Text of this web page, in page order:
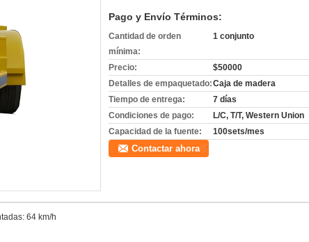
Pago y Envío Términos:
Cantidad de orden
mínima:
1 conjunto
Precio:
$50000
Detalles de empaquetado:Caja de madera
Tiempo de entrega:
7 días
Condiciones de pago:
L/C, T/T, Western Union
Capacidad de la fuente:
100sets/mes
Contactar ahora
64 km/h